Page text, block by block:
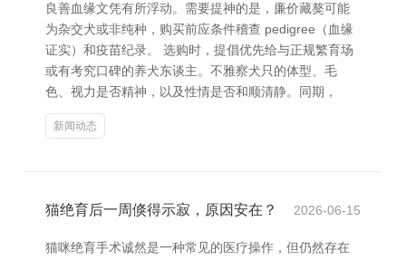
良善血缘文凭有所浮动。需要提神的是，廉价藏獒可能
为杂交犬或非纯种，购买前应条件稽查 pedigree（血缘
证实）和疫苗纪录。 选购时，提倡优先给与正规繁育场
或有考究口碑的养犬东谈主。不雅察犬只的体型、毛
色、视力是否精神，以及性情是否和顺清静。同期，
新闻动态
猫绝育后一周倏得示寂，原因安在？ 2026-06-15
猫咪绝育手术诚然是一种常见的医疗操作，但仍然存在